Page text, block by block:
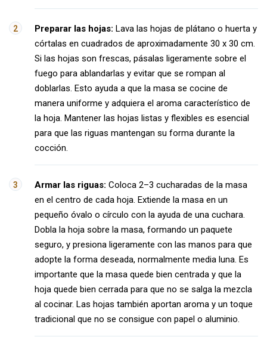
Preparar las hojas: Lava las hojas de plátano o huerta y
córtalas en cuadrados de aproximadamente 30 x 30 cm.
Si las hojas son frescas, pásalas ligeramente sobre el
fuego para ablandarlas y evitar que se rompan al
doblarlas. Esto ayuda a que la masa se cocine de
manera uniforme y adquiera el aroma característico de
la hoja. Mantener las hojas listas y flexibles es esencial
para que las riguas mantengan su forma durante la
cocción.
Armar las riguas: Coloca 2–3 cucharadas de la masa
en el centro de cada hoja. Extiende la masa en un
pequeño óvalo o círculo con la ayuda de una cuchara.
Dobla la hoja sobre la masa, formando un paquete
seguro, y presiona ligeramente con las manos para que
adopte la forma deseada, normalmente media luna. Es
importante que la masa quede bien centrada y que la
hoja quede bien cerrada para que no se salga la mezcla
al cocinar. Las hojas también aportan aroma y un toque
tradicional que no se consigue con papel o aluminio.